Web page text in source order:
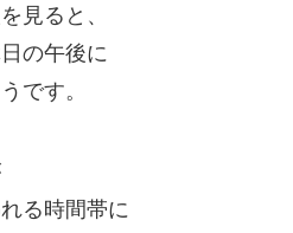
見ると、
の午後に
です。
る時間帯に